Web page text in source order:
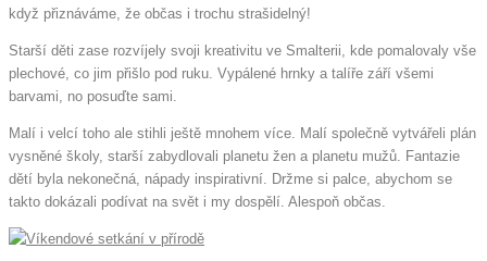
když přiznáváme, že občas i trochu strašidelný!
Starší děti zase rozvíjely svoji kreativitu ve Smalterii, kde pomalovaly vše
plechové, co jim přišlo pod ruku. Vypálené hrnky a talíře září všemi
barvami, no posuďte sami.
Malí i velcí toho ale stihli ještě mnohem více. Malí společně vytvářeli plán
vysněné školy, starší zabydlovali planetu žen a planetu mužů. Fantazie
dětí byla nekonečná, nápady inspirativní. Držme si palce, abychom se
takto dokázali podívat na svět i my dospělí. Alespoň občas.